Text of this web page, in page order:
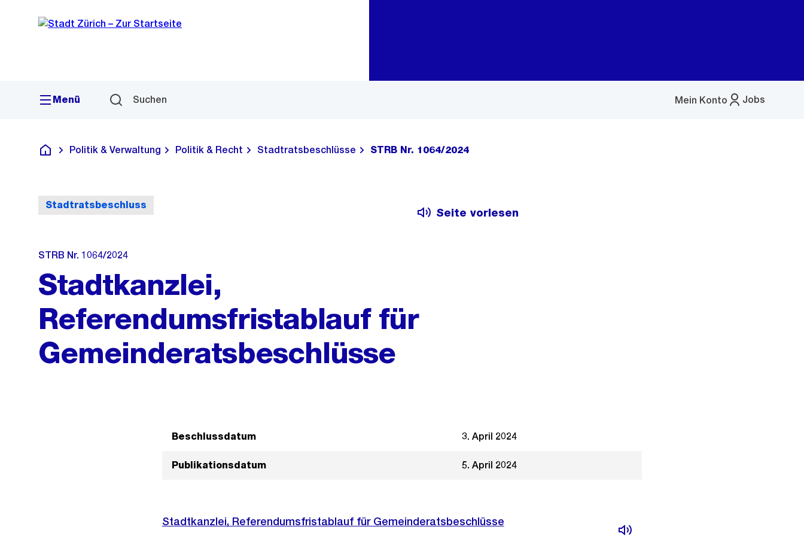
Navigation
Sprunglink
Menü Suchen Jobs
Mein Konto
Menü
Deutsch
Politik & Verwaltung Politik & Recht Stadtratsbeschlüsse STRB Nr. 1064/2024
Stadtratsbeschluss
Seite vorlesen
STRB Nr. 1064/2024
Stadtkanzlei,
Referendumsfristablauf für
Gemeinderatsbeschlüsse
Beschlussdatum 3. April 2024
Publikationsdatum 5. April 2024
Stadtkanzlei, Referendumsfristablauf für Gemeinderatsbeschlüsse